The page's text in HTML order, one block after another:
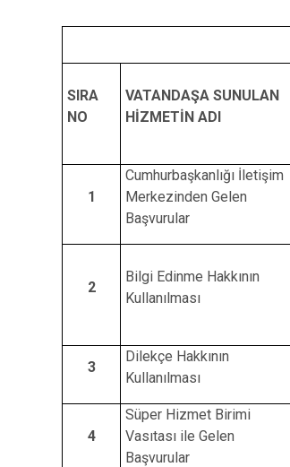
SIRA
NO
VATANDAŞA SUNULAN
HİZMETİN ADI
1
Cumhurbaşkanlığı İletişim
Merkezinden Gelen
Başvurular
2
Bilgi Edinme Hakkının
Kullanılması
3
Dilekçe Hakkının
Kullanılması
4
Süper Hizmet Birimi
Vasıtası ile Gelen
Başvurular